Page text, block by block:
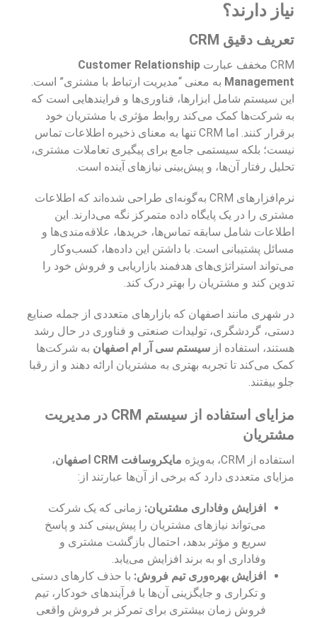
نیاز دارند؟
تعریف دقیق CRM
CRM مخفف عبارت
Customer Relationship
Management به معنی “مدیریت ارتباط با مشتری” است.
این سیستم شامل ابزارها، فناوری‌ها و فرایندهایی است که
به شرکت‌ها کمک می‌کند روابط مؤثری با مشتریان خود
برقرار کنند. اما CRM تنها به معنای ذخیره اطلاعات تماس
نیست؛ بلکه سیستمی جامع برای پیگیری تعاملات مشتری،
تحلیل رفتار آن‌ها، و پیش‌بینی نیازهای آینده است.
نرم‌افزارهای CRM به‌گونه‌ای طراحی شده‌اند که اطلاعات
مشتری را در یک پایگاه داده متمرکز نگه می‌دارند. این
اطلاعات شامل سابقه تماس‌ها، خریدها، علاقه‌مندی‌ها و
مسائل پشتیبانی است. با داشتن این داده‌ها، کسب‌وکار
می‌تواند استراتژی‌های هدفمند بازاریابی و فروش خود را
تدوین کند و مشتریان را بهتر درک کند.
در شهری مانند اصفهان که بازارهای متعددی از جمله صنایع
دستی، گردشگری، تولیدات صنعتی و فناوری در حال رشد
هستند، استفاده ازسیستم سی آر ام اصفهان به شرکت‌ها
کمک می‌کند تا تجربه بهتری به مشتریان ارائه دهند و از رقبا
جلو بیفتند.
مزایای استفاده از سیستم CRM در مدیریت
مشتریان
استفاده از CRM، به‌ویژه مایکروسافت CRM اصفهان
،
مزایای متعددی دارد که برخی از آن‌ها عبارتند از:
افزایش وفاداری مشتریان: زمانی که یک شرکت
می‌تواند نیازهای مشتریان را پیش‌بینی کند و پاسخ
سریع و مؤثر بدهد، احتمال بازگشت مشتری و
وفاداری او به برند افزایش می‌یابد.
افزایش بهره‌وری تیم فروش: با حذف کارهای دستی
و تکراری و جایگزینی آن‌ها با فرآیندهای خودکار، تیم
فروش زمان بیشتری برای تمرکز بر فروش واقعی